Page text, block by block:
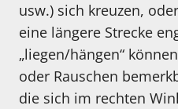
usw.) sich kreuzen,
eine längere Strecke
„liegen/hängen“
oder Rauschen
die sich im rechten